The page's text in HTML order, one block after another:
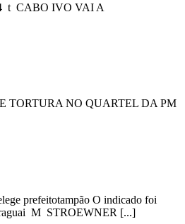
t CABO IVO VAI A
TORTURA NO QUARTEL DA PM
prefeitotampão O indicado foi
M STROEWNER [...]